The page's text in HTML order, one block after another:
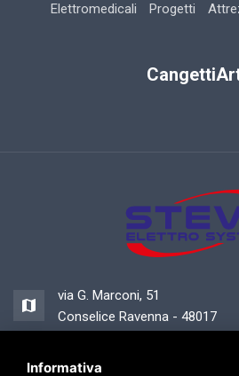
Elettromedicali
Progetti
via G. Marconi, 51
Conselice Ravenna - 48017
Informativa